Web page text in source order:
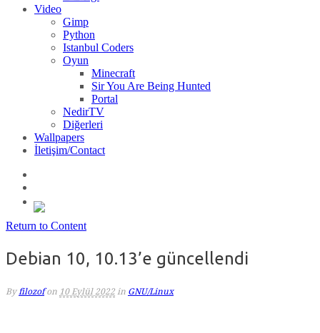
Video
Gimp
Python
Istanbul Coders
Oyun
Minecraft
Sir You Are Being Hunted
Portal
NedirTV
Diğerleri
Wallpapers
İletişim/Contact
Return to Content
Debian 10, 10.13’e güncellendi
By filozof on 10 Eylül 2022 in GNU/Linux